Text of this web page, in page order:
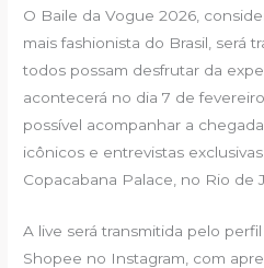
O Baile da Vogue 2026,
mais fashionista do Brasil, será
todos possam desfrutar da
acontecerá no dia 7 de
possível acompanhar a
icônicos e entrevistas
Copacabana Palace, no Rio de
A live será transmitida pelo
Shopee no Instagram, com